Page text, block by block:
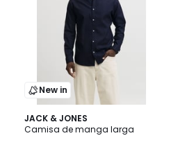
New in
JACK & JONES
Camisa de manga larga